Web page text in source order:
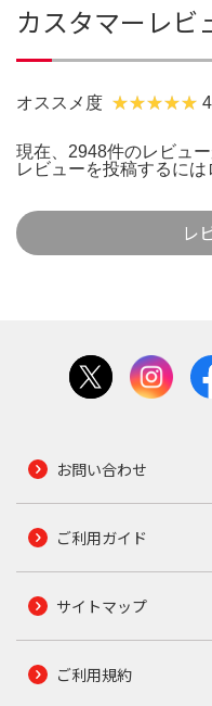
カスタマーレビ
オススメ度
現在、2948件のレビュ
レビューを投稿するには
レ
お問い合わせ
ご利用ガイド
サイトマップ
ご利用規約